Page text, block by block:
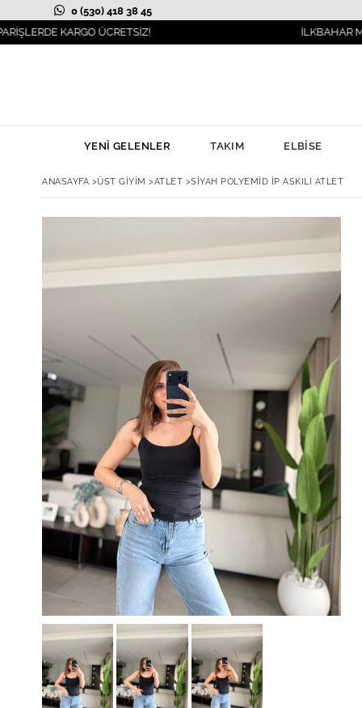
0 (530) 418 38 45
KARGO ÜCRETSİZ!
İLKBAHAR MODASI
YENİ GELENLER TAKIM ELBİSE
ANASAYFA >ÜST GİYİM >ATLET >SIYAH POLYEMID İP ASKILI ATLET